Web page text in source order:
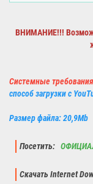
ВНИМАНИЕ!!!
Системные
способ загрузки с
Размер файла: 20,9Mb
Посетить:
Скачать Internet